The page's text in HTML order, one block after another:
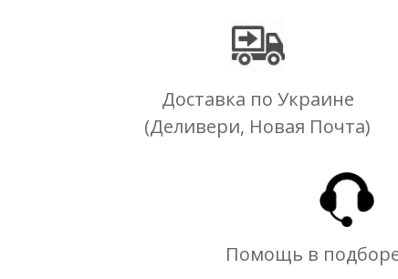
Доставка по Украине
(Деливери, Новая Почта)
Помощь в